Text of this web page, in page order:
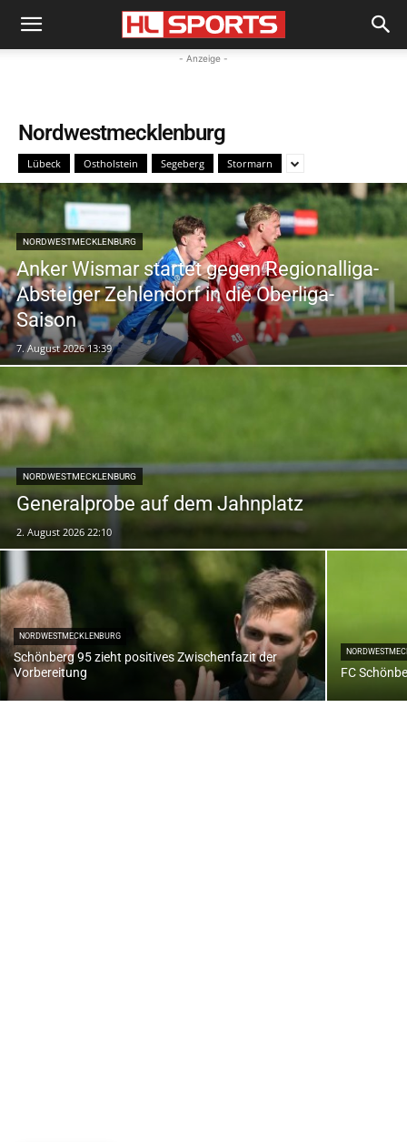
- Anzeige -
Nordwestmecklenburg
Lübeck Ostholstein Segeberg Stormarn
NORDWESTMECKLENBURG
Anker Wismar startet gegen Regionalliga-
Absteiger Zehlendorf in die Oberliga-
Saison
7. August 2026 13:39
NORDWESTMECKLENBURG
Generalprobe auf dem Jahnplatz
2. August 2026 22:10
NORDWESTMECKLENBURG
Schönberg 95 zieht positives Zwischenfazit der
Vorbereitung
FC